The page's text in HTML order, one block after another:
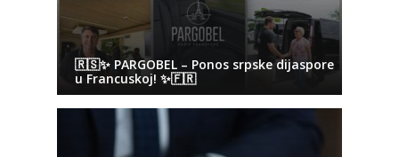
🇷🇸✨ PARGOBEL – Ponos srpske dijaspore
u Francuskoj! ✨🇫🇷